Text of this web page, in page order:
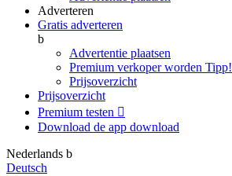
Adverteren
Gratis adverteren
b
Advertentie plaatsen
Premium verkoper worden Tipp!
Prijsoverzicht
Prijsoverzicht
Premium testen 
Download de app download
Nederlands b
Deutsch